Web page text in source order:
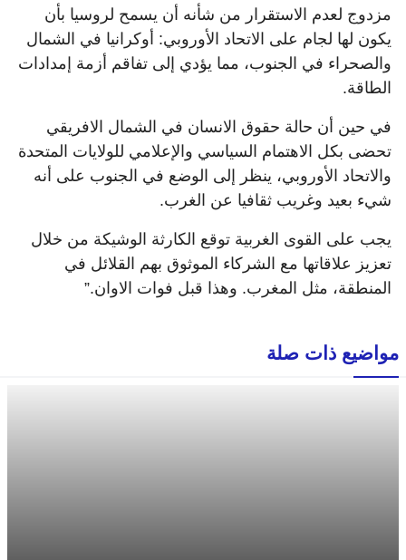
مزدوج لعدم الاستقرار من شأنه أن يسمح لروسيا بأن
يكون لها لجام على الاتحاد الأوروبي: أوكرانيا في الشمال
والصحراء في الجنوب، مما يؤدي إلى تفاقم أزمة إمدادات
الطاقة.
في حين أن حالة حقوق الانسان في الشمال الافريقي
تحضى بكل الاهتمام السياسي والإعلامي للولايات المتحدة
والاتحاد الأوروبي، ينظر إلى الوضع في الجنوب على أنه
شيء بعيد وغريب ثقافيا عن الغرب.
يجب على القوى الغربية توقع الكارثة الوشيكة من خلال
تعزيز علاقاتها مع الشركاء الموثوق بهم القلائل في
المنطقة، مثل المغرب. وهذا قبل فوات الاوان.”
مواضيع ذات صلة